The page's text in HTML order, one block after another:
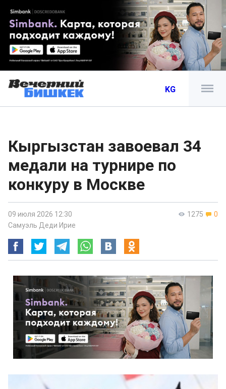
KG
Кыргызстан завоевал 34
медали на турнире по
конкуру в Москве
1275 0
09 июля 2026 12:30
Самуэль Деди Ирие